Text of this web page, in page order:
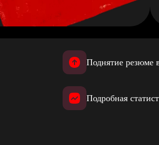
Поднятие резюме
Подробная